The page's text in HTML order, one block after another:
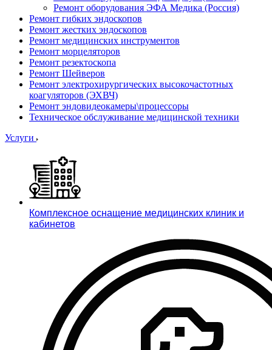
Ремонт оборудования ЭФА Медика (Россия)
Ремонт гибких эндоскопов
Ремонт жестких эндоскопов
Ремонт медицинских инструментов
Ремонт морцеляторов
Ремонт резектоскопа
Ремонт Шейверов
Ремонт электрохирургических высокочастотных
коагуляторов (ЭХВЧ)
Ремонт эндовидеокамеры\процессоры
Техническое обслуживание медицинской техники
Услуги
Комплексное оснащение медицинских клиник и
кабинетов